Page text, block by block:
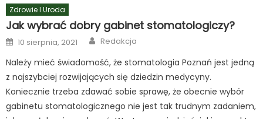
Zdrowie I Uroda
Jak wybrać dobry gabinet stomatologiczy?
Posted
on
10 sierpnia, 2021 Author
Redakcja
Należy mieć świadomość, że stomatologia Poznań jest jedną
z najszybciej rozwijających się dziedzin medycyny.
Koniecznie trzeba zdawać sobie sprawę, że obecnie wybór
gabinetu stomatologicznego nie jest tak trudnym zadaniem,